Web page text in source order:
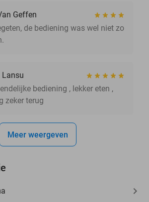
Geffen
de bediening was wel niet zo
Lansu
bediening , lekker eten ,
zeker terug
Meer weergeven